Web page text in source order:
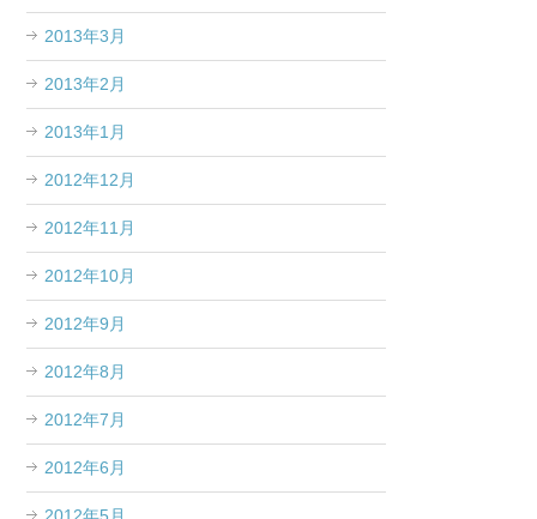
2013年3月
2013年2月
2013年1月
2012年12月
2012年11月
2012年10月
2012年9月
2012年8月
2012年7月
2012年6月